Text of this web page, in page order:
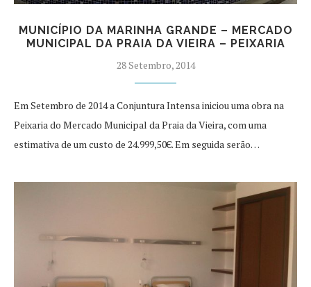
MUNICÍPIO DA MARINHA GRANDE – MERCADO
MUNICIPAL DA PRAIA DA VIEIRA – PEIXARIA
28 Setembro, 2014
Em Setembro de 2014 a Conjuntura Intensa iniciou uma obra na
Peixaria do Mercado Municipal da Praia da Vieira, com uma
estimativa de um custo de 24.999,50€. Em seguida serão…